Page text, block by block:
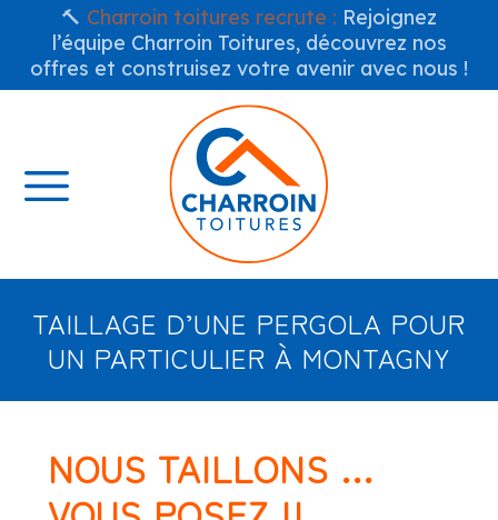
🔨 Charroin toitures recrute : Rejoignez
l’équipe Charroin Toitures, découvrez nos
offres et construisez votre avenir avec nous !
TAILLAGE D’UNE PERGOLA POUR
UN PARTICULIER À MONTAGNY
NOUS TAILLONS …